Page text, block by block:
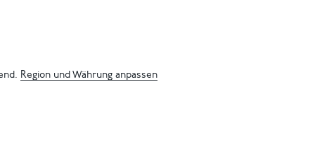
Region und Währung anpassen